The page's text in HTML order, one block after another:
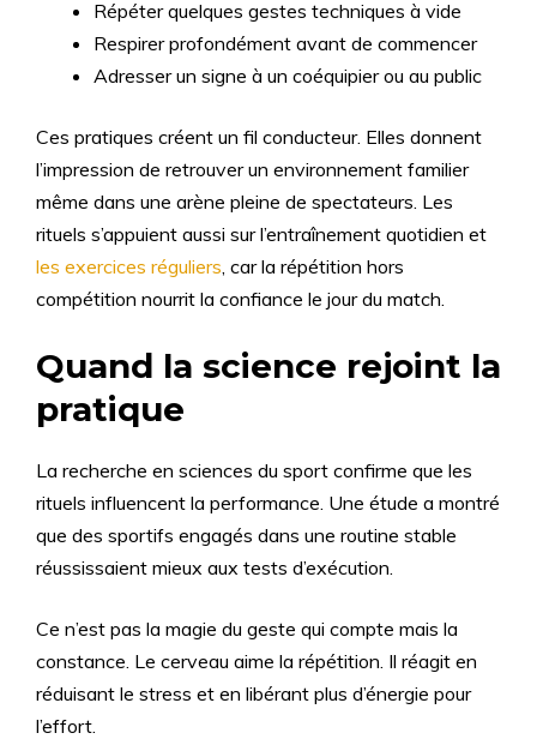
Répéter quelques gestes techniques à vide
Respirer profondément avant de commencer
Adresser un signe à un coéquipier ou au public
Ces pratiques créent un fil conducteur. Elles donnent
l’impression de retrouver un environnement familier
même dans une arène pleine de spectateurs. Les
rituels s’appuient aussi sur l’entraînement quotidien et
les exercices réguliers, car la répétition hors
compétition nourrit la confiance le jour du match.
Quand la science rejoint la
pratique
La recherche en sciences du sport confirme que les
rituels influencent la performance. Une étude a montré
que des sportifs engagés dans une routine stable
réussissaient mieux aux tests d’exécution.
Ce n’est pas la magie du geste qui compte mais la
constance. Le cerveau aime la répétition. Il réagit en
réduisant le stress et en libérant plus d’énergie pour
l’effort.